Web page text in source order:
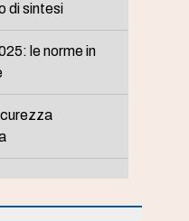
di sintesi
le norme in